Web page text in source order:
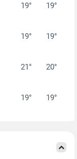
19° 19°
19° 19°
21° 20°
19° 19°